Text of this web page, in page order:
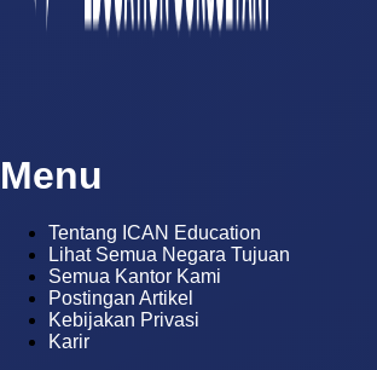
Menu
Tentang ICAN Education
Lihat Semua Negara Tujuan
Semua Kantor Kami
Postingan Artikel
Kebijakan Privasi
Karir